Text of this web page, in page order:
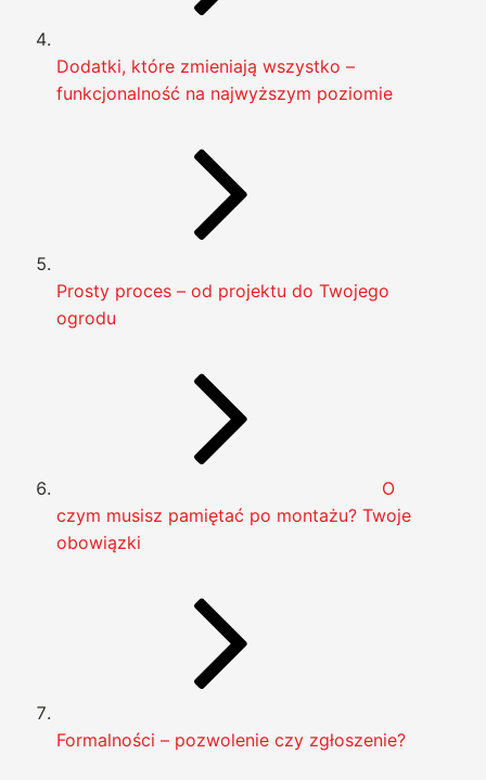
Dodatki, które zmieniają wszystko –
funkcjonalność na najwyższym poziomie
Prosty proces – od projektu do Twojego
ogrodu
O
czym musisz pamiętać po montażu? Twoje
obowiązki
Formalności – pozwolenie czy zgłoszenie?